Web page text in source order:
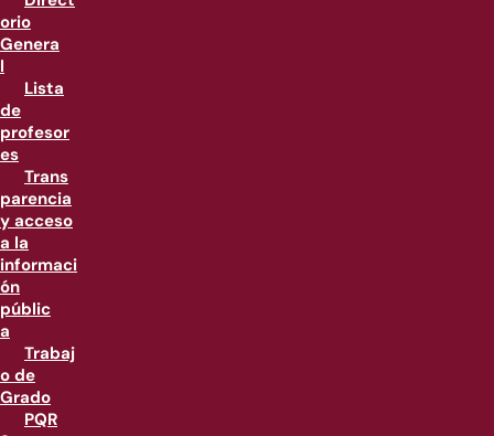
orio
Genera
l
Lista
de
profesor
es
Trans
parencia
y acceso
a la
informaci
ón
públic
a
Trabaj
o de
Grado
PQR